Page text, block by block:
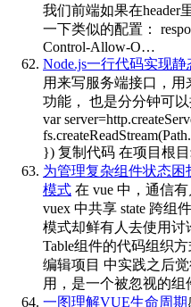
我们前端如果在header
一下类似的配置：
Control-Allow-O…
Node.js一行代码实现
用来写服务端接口，
功能， 也是分分钟可
var
}) 复制代码 在项目根
为管理复杂组件状态困
模式 在 vue 中，通信
vuex 中共享 state 跨组
模式却鲜有人去使用讨
Table组件的代码组织
编辑项目 中实践之后
用，是一个被忽视的
一图理解VUE生命周期